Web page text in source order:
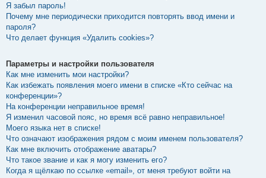
Я забыл пароль!
Почему мне периодически приходится повторять ввод имени и
пароля?
Что делает функция «Удалить cookies»?
Параметры и настройки пользователя
Как мне изменить мои настройки?
Как избежать появления моего имени в списке «Кто сейчас на
конференции»?
На конференции неправильное время!
Я изменил часовой пояс, но время всё равно неправильное!
Моего языка нет в списке!
Что означают изображения рядом с моим именем пользователя?
Как мне включить отображение аватары?
Что такое звание и как я могу изменить его?
Когда я щёлкаю по ссылке «email», от меня требуют войти на